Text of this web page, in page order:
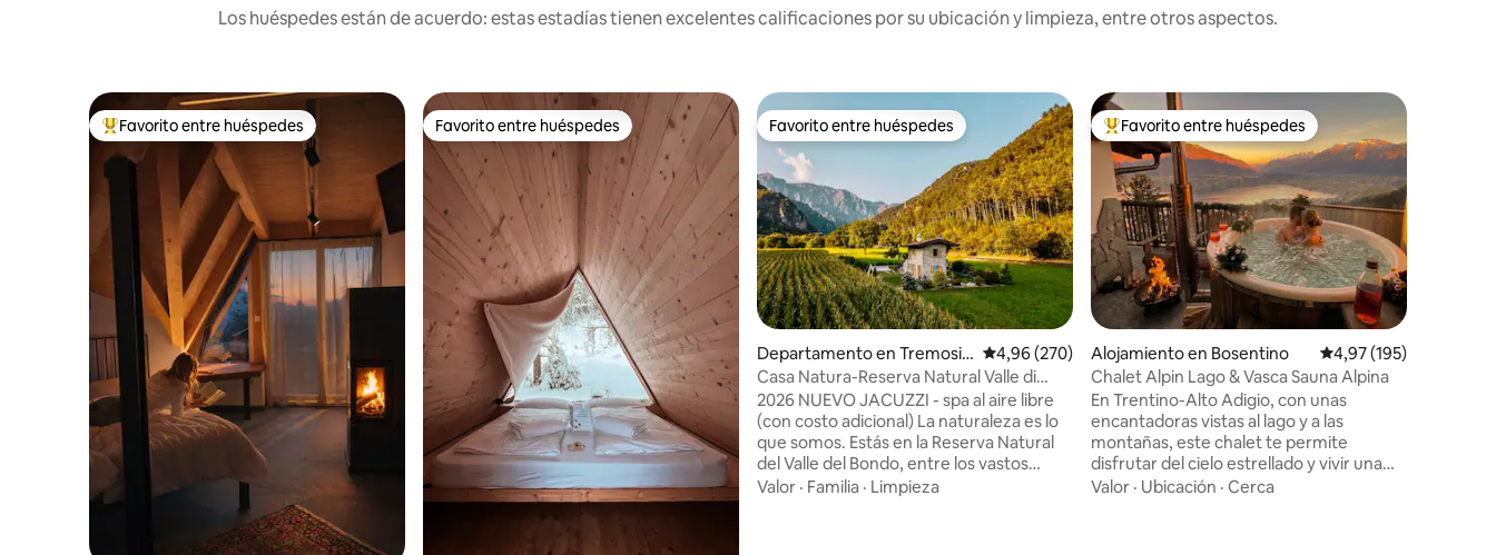
Los huéspedes están de acuerdo: estas estadías tienen excelentes calificaciones por su ubicación y limpieza, entre otros aspectos.
Favorito entre los huéspedes más destacados
Favorito entre huéspedes Favorito entre huéspedes
Favorito entre huéspedes Favorito entre huéspedes
Favorito entre huéspedes
Departamento en Tremosin
e sul Garda
Calificación promedio: 4,96 de 5. 270 evaluaciones
4,96 (270)
Casa Natura-Reserva Natural Valle di
Bondo
2026 NUEVO JACUZZI - spa al aire libre
(con costo adicional) La naturaleza es lo
que somos. Estás en la Reserva Natural
del Valle del Bondo, entre los vastos
prados y los verdes bosques con vista al
Valor · Familia · Limpieza
Favorito entre los huéspedes más destacados
Favorito entre huéspedes
Alojamiento en Bosentino Calificación promedio:
4,97 (195)
Chalet Alpin Lago & Vasca Sauna Alpina
En Trentino-Alto Adigio, con unas
encantadoras vistas al lago y a las
montañas, este chalet te permite
disfrutar del cielo estrellado y vivir una
aventura muy especial en el jacuzzi alta
Valor · Ubicación · Cerca